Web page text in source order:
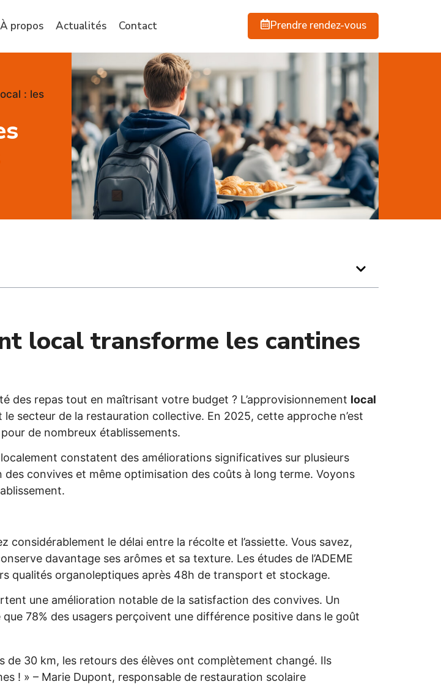
À propos Actualités Contact Prendre rendez-vous
: les
local transforme les cantines
des repas tout en maîtrisant votre budget ? L’approvisionnement local
secteur de la restauration collective. En 2025, cette approche n’est
de nombreux établissements.
constatent des améliorations significatives sur plusieurs
convives et même optimisation des coûts à long terme. Voyons
le délai entre la récolte et l’assiette. Vous savez,
davantage ses arômes et sa texture. Les études de l’ADEME
qualités organoleptiques après 48h de transport et stockage.
une amélioration notable de la satisfaction des convives. Un
78% des usagers perçoivent une différence positive dans le goût
de 30 km, les retours des élèves ont complètement changé. Ils
! » – Marie Dupont, responsable de restauration scolaire